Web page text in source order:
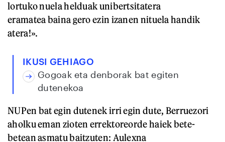
lortuko nuela helduak unibertsitatera
eramatea baina gero ezin izanen nituela handik
atera!».
IKUSI GEHIAGO
Gogoak eta denborak bat egiten
dutenekoa
NUPen bat egin dutenek irri egin dute, Berruezori
aholku eman zioten errektoreorde haiek bete-
betean asmatu baitzuten: Aulexna